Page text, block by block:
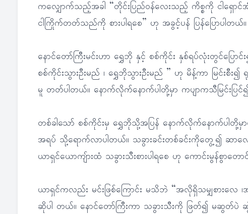
ကလျှောက်သည့်အခါ “တိုင်းပြည်ဝန်လေးသည့် ကိစ္စကို ငါရှောင်အံ
ငါကြိုက်တတ်သည်ကို စားပါရစေ” ဟု အခွင့်ပန် ပြန်ပြောပါတယ်။
နောင်တော်ကြီးမင်းဟာ ရွှေဘို နှင့် စစ်ကိုင်း နှစ်ရပ်လုံးတွင်ပြော
စစ်ကိုင်းသွားဦးမည် ၊ ရွှေဘိုသွားဦးမည် ” ဟု မိန့်ကာ မြင်း
မူ တတ်ပါတယ်။ နောက်လိုက်နောက်ပါတို့မှာ ကပျာကသီမြင်းပြ
တစ်ခါသော် စစ်ကိုင်းမှ ရွှေဘိုသို့အပြန် နောက်လိုက်နောက်ပါတို့မှာ
အရပ် သို့ရောက်လာပါတယ်။ သခွားခင်းတစ်ခင်းကိုတွေ့၍ ဆာ
ယာရှင်ယောကျ်ားထံ သခွားသီးစားပါရစေ ဟု ကောင်းမွန်စွာတော
ယာရှင်ကလည်း မင်းဖြစ်ကြောင်း မသိဘဲ “အလိုရှိသမျှစားလေ
ဆိုပါ တယ်။ နောင်တော်ကြီးကာ သခွားသီးကို ဖြတ်၍ မဆွတ်